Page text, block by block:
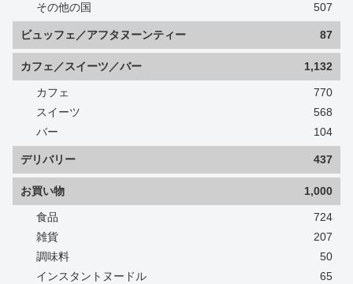
その他の国
507
ビュッフェ／アフタヌーンティー 87
カフェ／スイーツ／バー 1,132
カフェ
770
スイーツ
568
バー
104
デリバリー 437
お買い物 1,000
食品
724
雑貨
207
調味料
50
インスタントヌードル
65